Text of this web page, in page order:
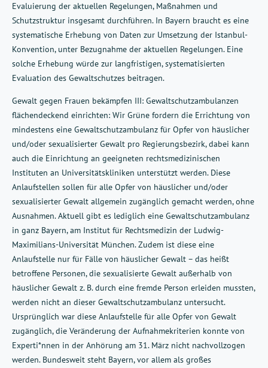
Evaluierung der aktuellen Regelungen, Maßnahmen und
Schutzstruktur insgesamt durchführen. In Bayern braucht es eine
systematische Erhebung von Daten zur Umsetzung der Istanbul-
Konvention, unter Bezugnahme der aktuellen Regelungen. Eine
solche Erhebung würde zur langfristigen, systematisierten
Evaluation des Gewaltschutzes beitragen.
Gewalt gegen Frauen bekämpfen III: Gewaltschutzambulanzen
flächendeckend einrichten: Wir Grüne fordern die Errichtung von
mindestens eine Gewaltschutzambulanz für Opfer von häuslicher
und/oder sexualisierter Gewalt pro Regierungsbezirk, dabei kann
auch die Einrichtung an geeigneten rechtsmedizinischen
Instituten an Universitätskliniken unterstützt werden. Diese
Anlaufstellen sollen für alle Opfer von häuslicher und/oder
sexualisierter Gewalt allgemein zugänglich gemacht werden, ohne
Ausnahmen. Aktuell gibt es lediglich eine Gewaltschutzambulanz
in ganz Bayern, am Institut für Rechtsmedizin der Ludwig-
Maximilians-Universität München. Zudem ist diese eine
Anlaufstelle nur für Fälle von häuslicher Gewalt – das heißt
betroffene Personen, die sexualisierte Gewalt außerhalb von
häuslicher Gewalt z. B. durch eine fremde Person erleiden mussten,
werden nicht an dieser Gewaltschutzambulanz untersucht.
Ursprünglich war diese Anlaufstelle für alle Opfer von Gewalt
zugänglich, die Veränderung der Aufnahmekriterien konnte von
Experti*nnen in der Anhörung am 31. März nicht nachvollzogen
werden. Bundesweit steht Bayern, vor allem als großes